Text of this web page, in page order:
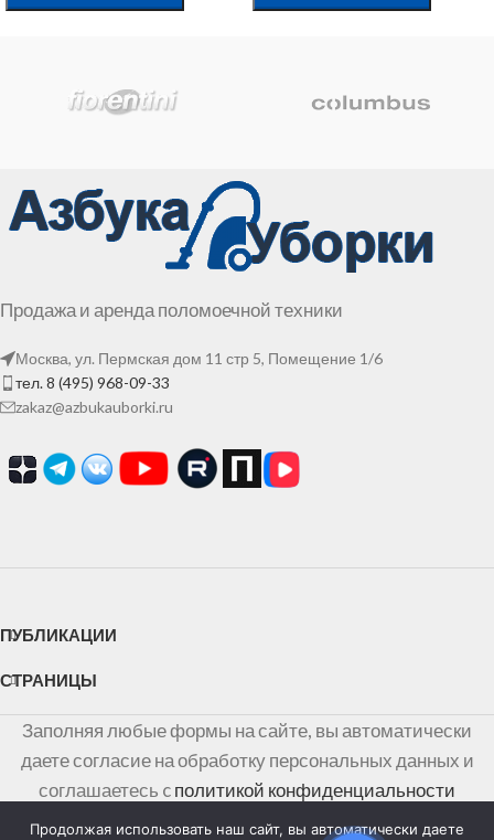
Продажа и аренда поломоечной техники
Москва, ул. Пермская дом 11 стр 5, Помещение 1/6
тел. 8 (495) 968-09-33
zakaz@azbukauborki.ru
ПУБЛИКАЦИИ
СТРАНИЦЫ
Заполняя любые формы на сайте, вы автоматически
даете согласие на обработку персональных данных и
соглашаетесь cполитикой конфиденциальности
персональных данных
Продолжая использовать наш сайт, вы автоматически даете